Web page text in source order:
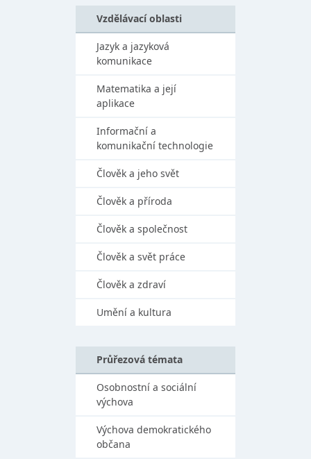
Vzdělávací oblasti
Jazyk a jazyková
komunikace
Matematika a její
aplikace
Informační a
komunikační technologie
Člověk a jeho svět
Člověk a příroda
Člověk a společnost
Člověk a svět práce
Člověk a zdraví
Umění a kultura
Průřezová témata
Osobnostní a sociální
výchova
Výchova demokratického
občana